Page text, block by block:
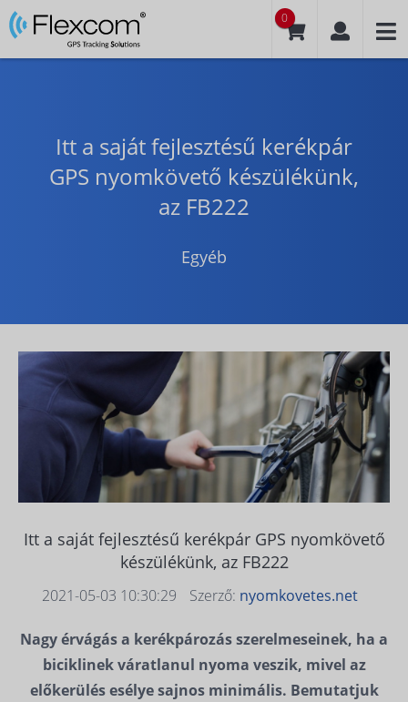
0
Itt a saját fejlesztésű kerékpár
GPS nyomkövető készülékünk,
az FB222
Egyéb
Itt a saját fejlesztésű kerékpár GPS nyomkövető
készülékünk, az FB222
2021-05-03 10:30:29 Szerző: nyomkovetes.net
Nagy érvágás a kerékpározás szerelmeseinek, ha a
biciklinek váratlanul nyoma veszik, mivel az
előkerülés esélye sajnos minimális. Bemutatjuk